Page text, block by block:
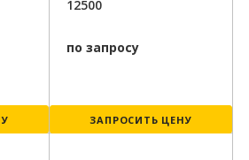
12500
по запросу
ЗАПРОСИТЬ ЦЕНУ